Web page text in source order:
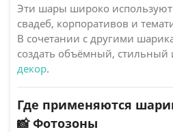
Эти шары широко используют
свадеб, корпоративов и
В сочетании с другими
создать объёмный,
декор.
Где применяются
📸 Фотозоны